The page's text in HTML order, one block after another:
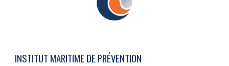
INSTITUT MARITIME DE PRÉVENTION